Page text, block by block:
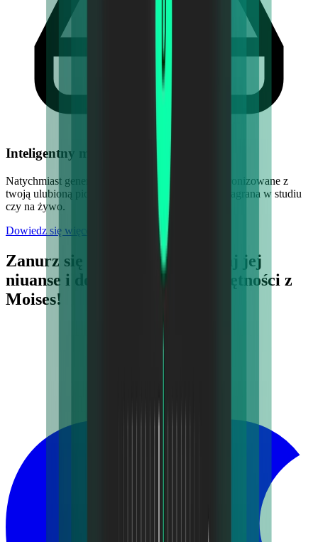
Inteligentny metronom
Natychmiast generuj zliczenia metronomu zsynchronizowane z
twoją ulubioną piosenką, niezależnie czy została nagrana w studiu
czy na żywo.
Dowiedz się więcej
Zanurz się w muzykę, odkrywaj jej
niuanse i doskonal swoje umiejętności z
Moises!